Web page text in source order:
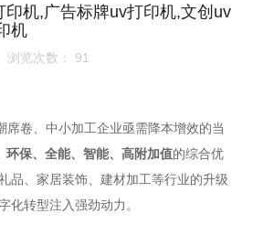
机,广告标牌uv打印机,文创uv
机
浏览次数： 91
卷、中小加工企业亟需降本增效的当
环保、全能、智能、高附加值的综合优
品、家居装饰、建材加工等行业的升级
化转型注入强劲动力。